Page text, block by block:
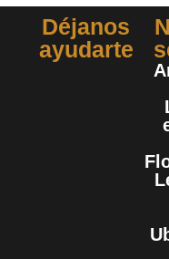
Déjanos
ayudarte